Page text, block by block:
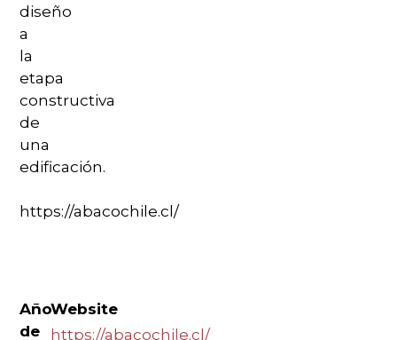
diseño
a
la
etapa
constructiva
de
una
edificación.
https://abacochile.cl/
Año
de
Website
https://abacochile.cl/